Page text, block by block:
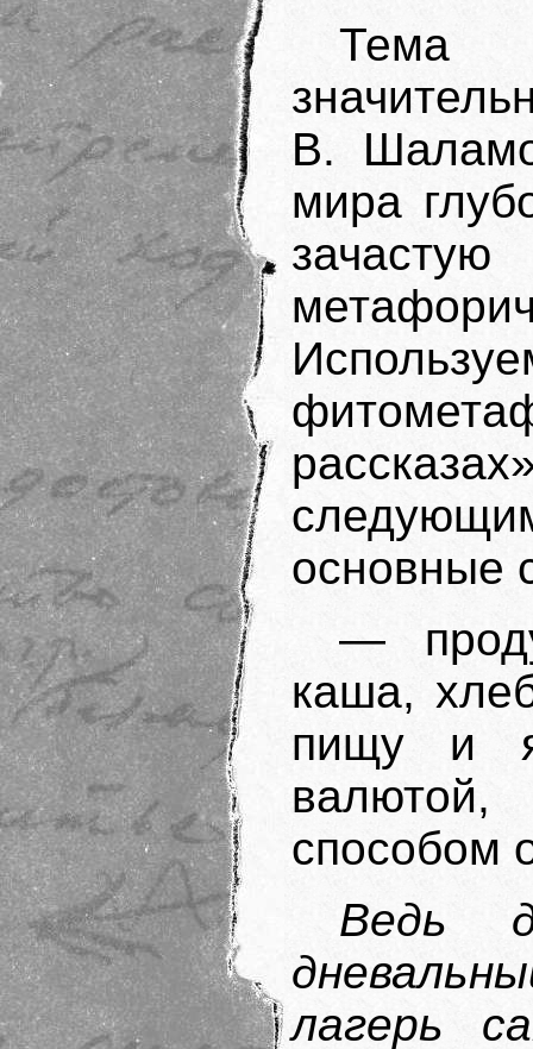
Тема
В.
мира
основные
—
каша,
пищу и
способом
Ведь
лагерь